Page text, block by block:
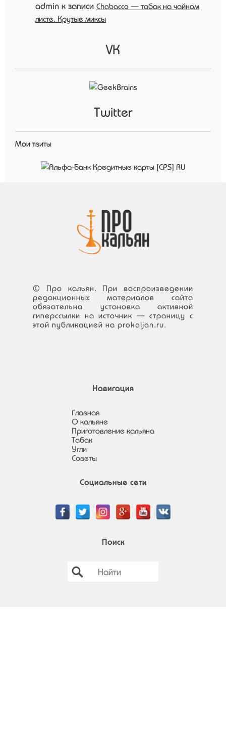
admin к записи Chabacco — табак на чайном
листе. Крутые миксы
VK
Twitter
Мои твиты
© Про кальян. При воспроизведении
редакционных материалов сайта
обязательна установка активной
гиперссылки на источник — страницу с
этой публикацией на prokaljan.ru.
Навигация
Главная
О кальяне
Приготовление кальяна
Табак
Угли
Советы
Социальные сети
Поиск